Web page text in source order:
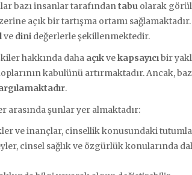
bazı insanlar tarafındantabu olarak
açık bir tartışma ortamı
ve dini değerlerle şekillenmektedir.
hakkında daha açıkvekapsayıcıbir
kabulünü artırmaktadır. Ancak,
.
arasında şunlar yer almaktadır:
ve inançlar, cinsellik konusundaki
cinsel sağlık ve özgürlük konularında